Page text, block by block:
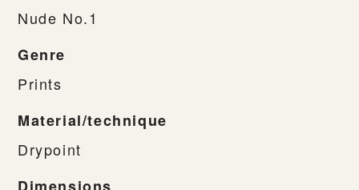
Nude No.1
Genre
Prints
Material/technique
Drypoint
Dimensions